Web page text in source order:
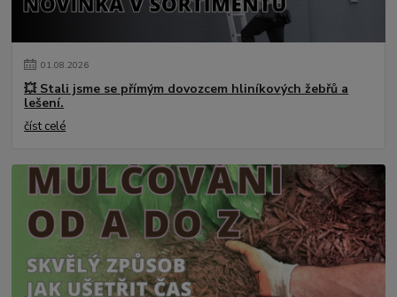
01.08.2026
💥 Stali jsme se přímým dovozcem hliníkových žebřů a
lešení.
číst celé